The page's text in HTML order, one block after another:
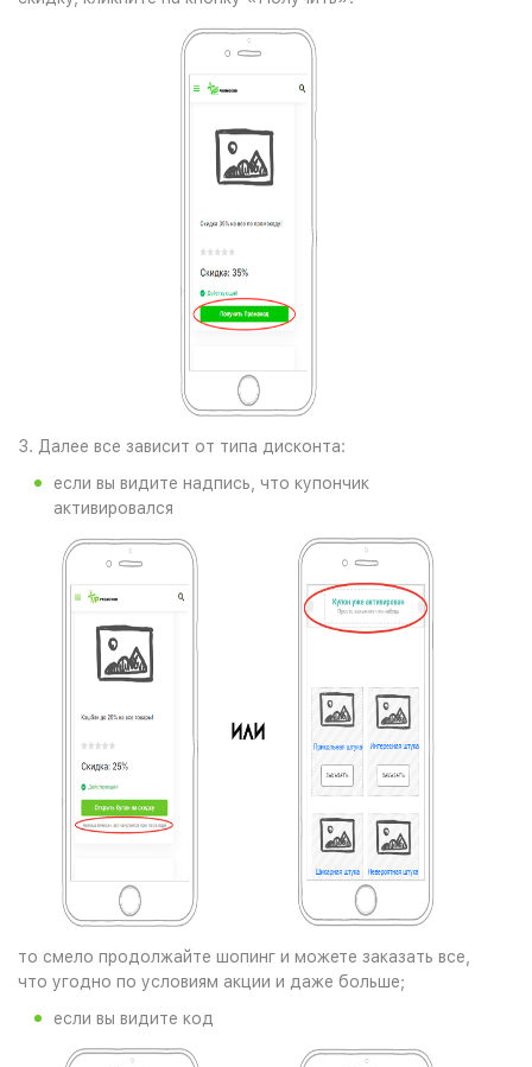
3. Далее все зависит от типа дисконта:
если вы видите надпись, что купончик
активировался
то смело продолжайте шопинг и можете заказать все,
что угодно по условиям акции и даже больше;
если вы видите код